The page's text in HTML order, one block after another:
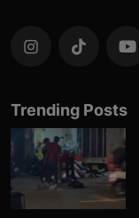
Trending Posts